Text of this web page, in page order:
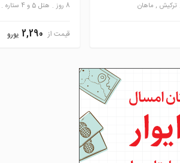
ترکیش , ماهان 8 روز هتل 5 و 4 ستاره
قیمت از 2,290 یورو